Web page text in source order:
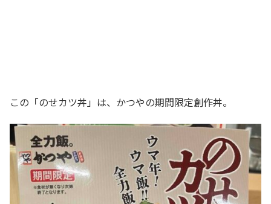
この「のせカツ丼」は、かつやの期間限定創作丼。